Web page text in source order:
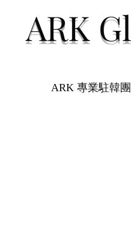
ARK
ARK 專業駐韓